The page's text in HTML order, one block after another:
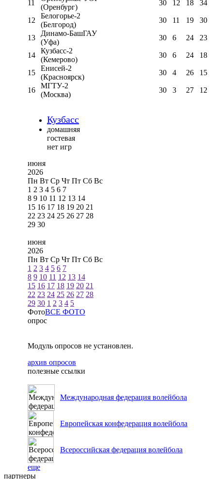
11
(Оренбург)
30 12 18 34
12
Белогорье-2
(Белгород)
30 11 19 30
13
Динамо-БашГАУ
(Уфа)
30 6 24 23
14
Кузбасс-2
(Кемерово)
30 6 24 18
15
Енисей-2
(Красноярск)
30 4 26 15
16
МГТУ-2
(Москва)
30 3 27 12
Кузбасс
домашняя
гостевая
нет игр
июня
2026
Пн Вт Ср Чт Пт Сб Вс
1 2 3 4 5 6 7
8 9 10 11 12 13 14
15 16 17 18 19 20 21
22 23 24 25 26 27 28
29 30
июня
2026
Пн Вт Ср Чт Пт Сб Вс
1 2 3 4 5 6 7
8 9 10 11 12 13 14
15 16 17 18 19 20 21
22 23 24 25 26 27 28
29 30 1 2 3 4 5
ФотоВСЕ ФОТО
опрос
Модуль опросов не установлен.
архив опросов
полезные ссылки
Международная федерация волейбола
Европейская конфедерация волейбола
Всероссийская федерация волейбола
еще
партнеры